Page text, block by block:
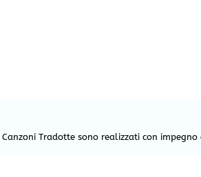
Tradotte sono realizzati con